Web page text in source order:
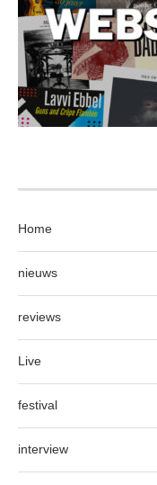
Home
nieuws
reviews
Live
festival
interview